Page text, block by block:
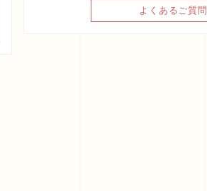
よくあるご質問